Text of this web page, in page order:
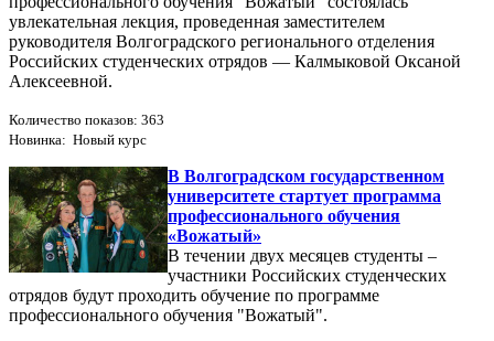
увлекательная лекция, проведенная заместителем
руководителя Волгоградского регионального отделения
Российских студенческих отрядов — Калмыковой Оксаной
Алексеевной.
Количество показов: 363
Новинка: Новый курс
В Волгоградском государственном
университете стартует программа
профессионального обучения
«Вожатый»
В течении двух месяцев студенты –
участники Российских студенческих
отрядов будут проходить обучение по программе
профессионального обучения "Вожатый".